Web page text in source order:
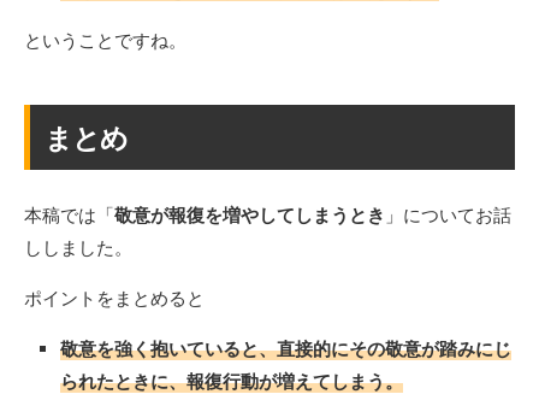
ということですね。
まとめ
本稿では「敬意が報復を増やしてしまうとき 」についてお話
ししました。
ポイントをまとめると
敬意を強く抱いていると、直接的にその敬意が踏みにじ
られたときに、報復行動が増えてしまう。